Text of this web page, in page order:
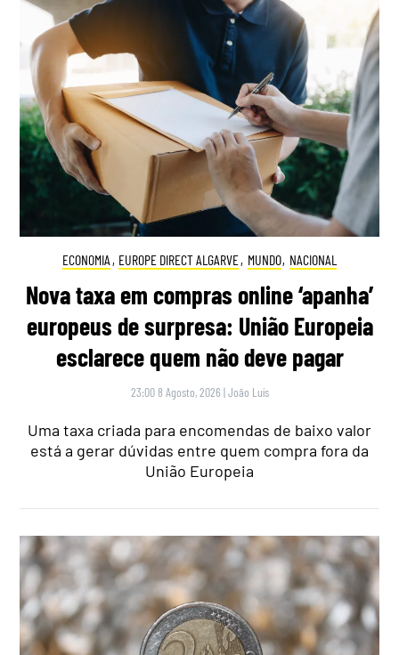
ECONOMIA , EUROPE DIRECT ALGARVE, MUNDO, NACIONAL
Nova taxa em compras online ‘apanha’
europeus de surpresa: União Europeia
esclarece quem não deve pagar
23:00 8 Agosto, 2026 |João Luís
Uma taxa criada para encomendas de baixo valor
está a gerar dúvidas entre quem compra fora da
União Europeia